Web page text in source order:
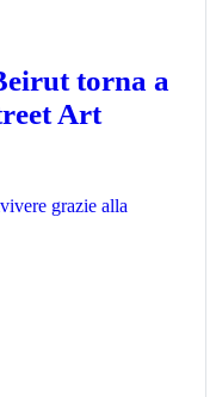
torna a
Art
grazie alla